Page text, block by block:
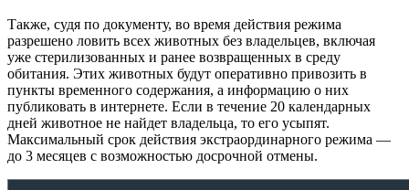
Также, судя по документу, во время действия режима
разрешено ловить всех животных без владельцев, включая
уже стерилизованных и ранее возвращенных в среду
обитания. Этих животных будут оперативно привозить в
пункты временного содержания, а информацию о них
публиковать в интернете. Если в течение 20 календарных
дней животное не найдет владельца, то его усыпят.
Максимальный срок действия экстраординарного режима —
до 3 месяцев с возможностью досрочной отмены.